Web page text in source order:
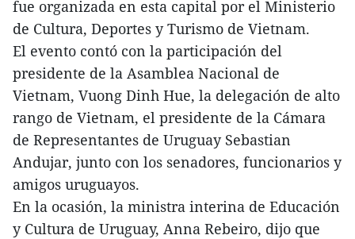
fue organizada en esta capital por el Ministerio
de Cultura, Deportes y Turismo de Vietnam.
El evento contó con la participación del
presidente de la Asamblea Nacional de
Vietnam, Vuong Dinh Hue, la delegación de alto
rango de Vietnam, el presidente de la Cámara
de Representantes de Uruguay Sebastian
Andujar, junto con los senadores, funcionarios y
amigos uruguayos.
En la ocasión, la ministra interina de Educación
y Cultura de Uruguay, Anna Rebeiro, dijo que